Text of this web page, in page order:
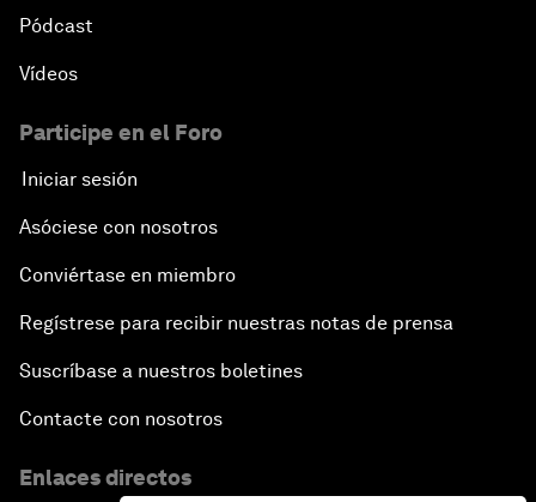
Pódcast
Vídeos
Participe en el Foro
Iniciar sesión
Asóciese con nosotros
Conviértase en miembro
Regístrese para recibir nuestras notas de prensa
Suscríbase a nuestros boletines
Contacte con nosotros
Enlaces directos